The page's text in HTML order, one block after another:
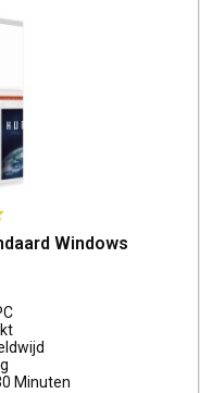
Windows
Minuten